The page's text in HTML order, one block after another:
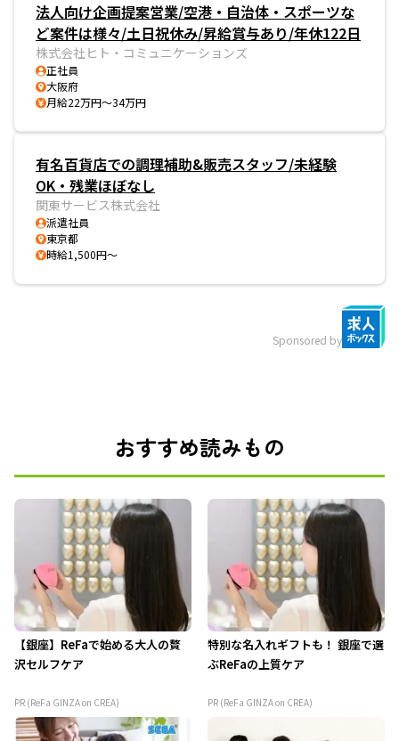
法人向け企画提案営業/空港・自治体・スポーツな
ど案件は様々/土日祝休み/昇給賞与あり/年休122日
株式会社ヒト・コミュニケーションズ
正社員
大阪府
月給22万円～34万円
有名百貨店での調理補助&販売スタッフ/未経験
OK・残業ほぼなし
関東サービス株式会社
派遣社員
東京都
時給1,500円～
Sponsored by
おすすめ読みもの
【銀座】ReFaで始める大人の贅
沢セルフケア
PR (ReFa GINZA on CREA)
特別な名入れギフトも！ 銀座で選
ぶReFaの上質ケア
PR (ReFa GINZA on CREA)